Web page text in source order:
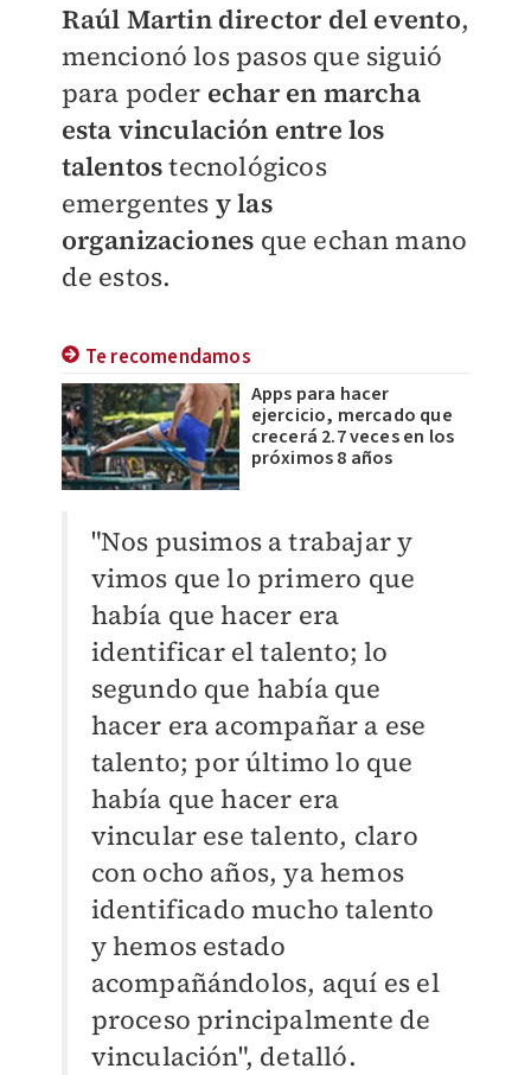
Raúl Martin director del evento,
mencionó los pasos que siguió
para poder echar en marcha
esta vinculación entre los
talentostecnológicos
emergentes y las
organizaciones que echan mano
de estos.
Te recomendamos
Apps para hacer
ejercicio, mercado que
crecerá 2.7 veces en los
próximos 8 años
"Nos pusimos a trabajar y
vimos que lo primero que
había que hacer era
identificar el talento; lo
segundo que había que
hacer era acompañar a ese
talento; por último lo que
había que hacer era
vincular ese talento, claro
con ocho años, ya hemos
identificado mucho talento
y hemos estado
acompañándolos, aquí es el
proceso principalmente de
vinculación", detalló.